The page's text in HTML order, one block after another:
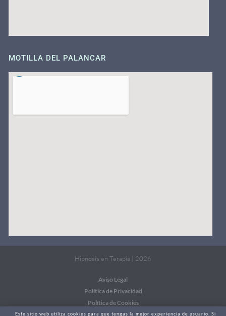
MOTILLA DEL PALANCAR
Hipnosis en Terapia | 2026
Aviso Legal
Política de Privacidad
Política de Cookies
Este sitio web utiliza cookies para que tengas la mejor experiencia de usuario. Si